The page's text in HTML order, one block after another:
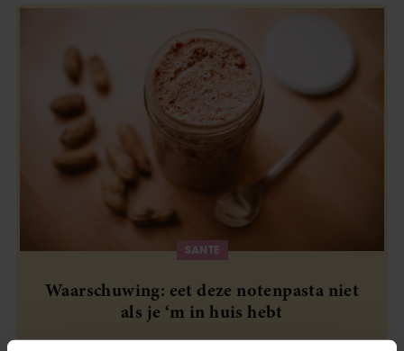
SANTE
Waarschuwing: eet deze notenpasta niet
als je ‘m in huis hebt